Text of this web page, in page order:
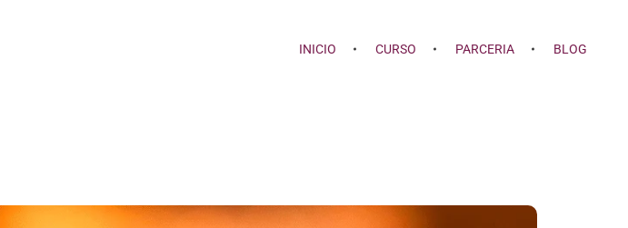
INICIO CURSO PARCERIA BLOG